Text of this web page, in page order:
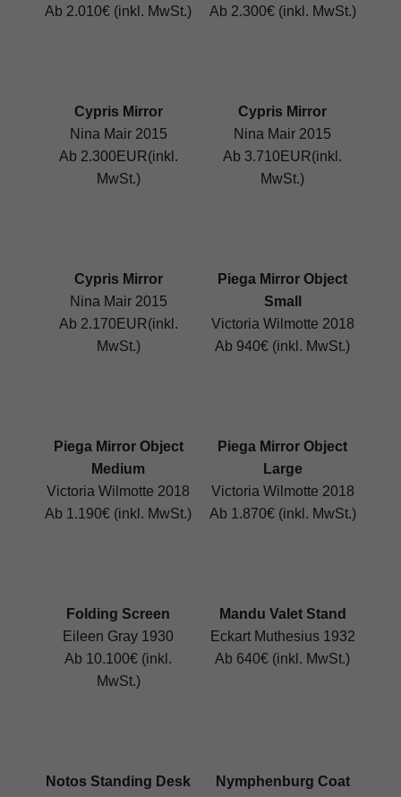
Ab 2.010€ (inkl. MwSt.)
Ab 2.300€ (inkl. MwSt.)
Cypris Mirror
Nina Mair 2015
Ab 2.300EUR(inkl.
MwSt.)
Cypris Mirror
Nina Mair 2015
Ab 3.710EUR(inkl.
MwSt.)
Cypris Mirror
Nina Mair 2015
Ab 2.170EUR(inkl.
MwSt.)
Piega Mirror Object
Small
Victoria Wilmotte 2018
Ab 940€ (inkl. MwSt.)
Piega Mirror Object
Medium
Victoria Wilmotte 2018
Ab 1.190€ (inkl. MwSt.)
Piega Mirror Object
Large
Victoria Wilmotte 2018
Ab 1.870€ (inkl. MwSt.)
Folding Screen
Eileen Gray 1930
Ab 10.100€ (inkl.
MwSt.)
Mandu Valet Stand
Eckart Muthesius 1932
Ab 640€ (inkl. MwSt.)
Notos Standing Desk
Nymphenburg Coat